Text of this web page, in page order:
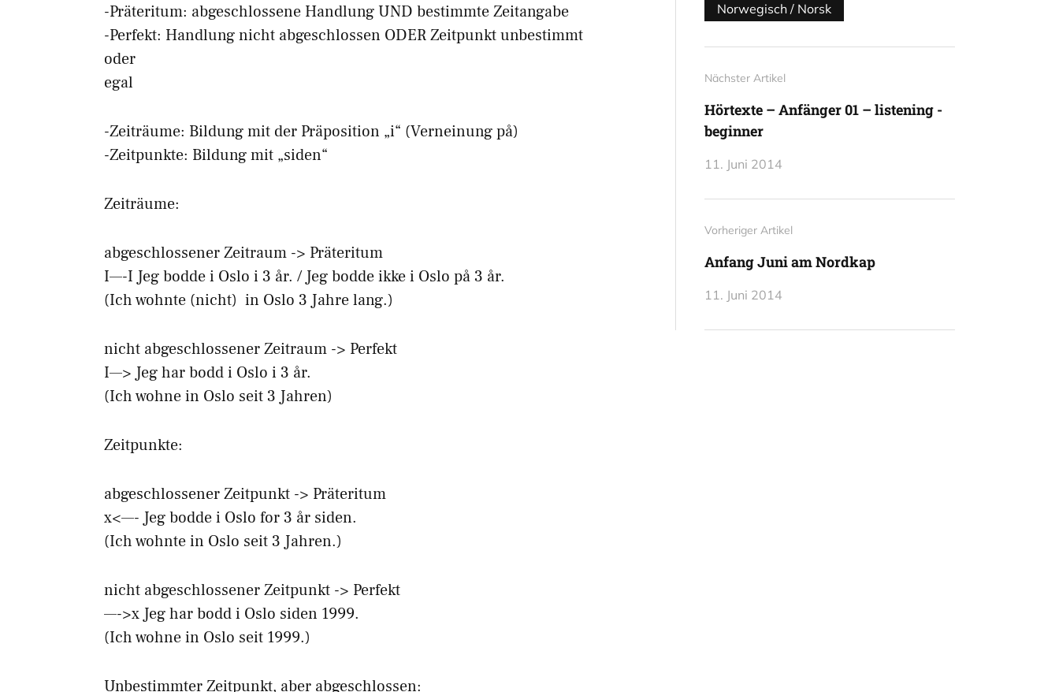
-Präteritum: abgeschlossene Handlung UND bestimmte Zeitangabe
-Perfekt: Handlung nicht abgeschlossen ODER Zeitpunkt unbestimmt
oder
egal
-Zeiträume: Bildung mit der Präposition „i“ (Verneinung på)
-Zeitpunkte: Bildung mit „siden“
Zeiträume:
abgeschlossener Zeitraum -> Präteritum
I—-I Jeg bodde i Oslo i 3 år. / Jeg bodde ikke i Oslo på 3 år.
(Ich wohnte (nicht) in Oslo 3 Jahre lang.)
nicht abgeschlossener Zeitraum -> Perfekt
I—> Jeg har bodd i Oslo i 3 år.
(Ich wohne in Oslo seit 3 Jahren)
Zeitpunkte:
abgeschlossener Zeitpunkt -> Präteritum
x<—- Jeg bodde i Oslo for 3 år siden.
(Ich wohnte in Oslo seit 3 Jahren.)
nicht abgeschlossener Zeitpunkt -> Perfekt
—->x Jeg har bodd i Oslo siden 1999.
(Ich wohne in Oslo seit 1999.)
Unbestimmter Zeitpunkt, aber abgeschlossen:
Norwegisch / Norsk
Nächster Artikel
Hörtexte – Anfänger 01 – listening -
beginner
11. Juni 2014
Vorheriger Artikel
Anfang Juni am Nordkap
11. Juni 2014